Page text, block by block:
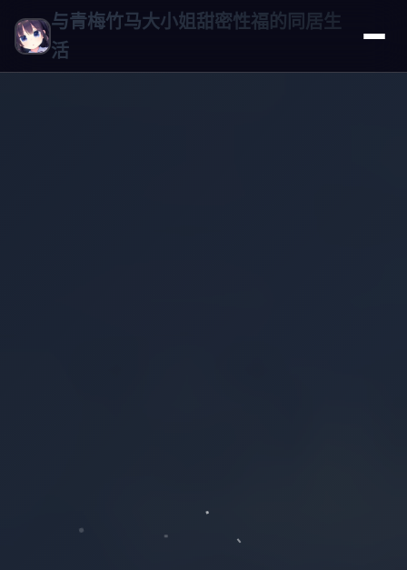
与青梅竹马大小姐甜密性福的同居生
活